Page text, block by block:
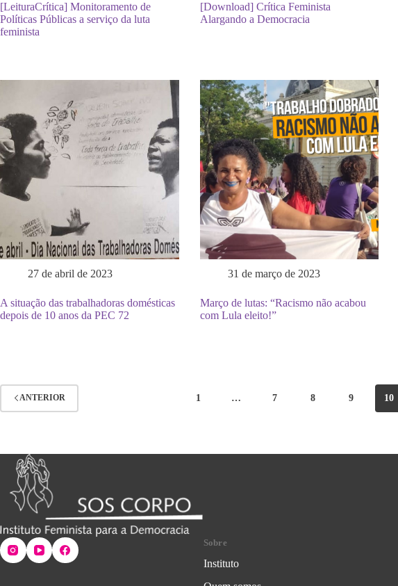
[LeituraCrítica] Monitoramento de
Políticas Públicas a serviço da luta
feminista
[Download] Crítica Feminista
Alargando a Democracia
27 de abril de 2023
A situação das trabalhadoras domésticas
depois de 10 anos da PEC 72
31 de março de 2023
Março de lutas: “Racismo não acabou
com Lula eleito!”
ANTERIOR 1 … 7 8 9 10
Sobre
Instituto